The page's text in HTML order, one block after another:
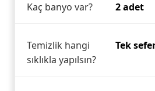
Kaç banyo var? 2 adet
Temizlik hangi
sıklıkla yapılsın?
Tek